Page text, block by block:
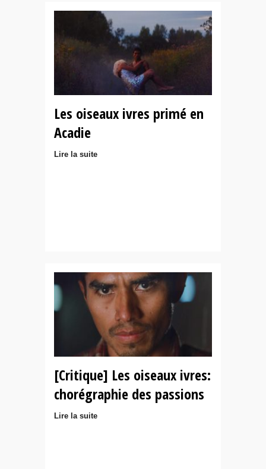
Les oiseaux ivres primé en
Acadie
Lire la suite
[Critique] Les oiseaux ivres:
chorégraphie des passions
Lire la suite